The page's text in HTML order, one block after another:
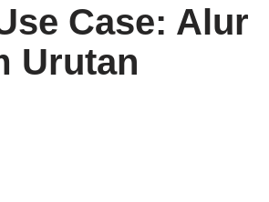
Case: Alur
Urutan